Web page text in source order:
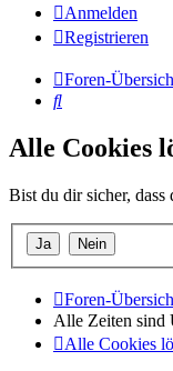
Anmelden
Registrieren
Foren-
Suche
Alle Cookies
Bist du dir sicher, dass
Foren-
Alle Zeiten sind
Alle Cookies